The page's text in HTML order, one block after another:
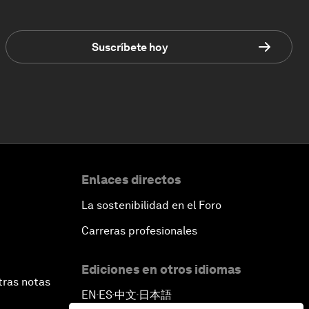
Suscríbete hoy
notas
Enlaces directos
La sostenibilidad en el Foro
Carreras profesionales
Ediciones en otros idiomas
EN ▪ES▪中文▪ 日本語